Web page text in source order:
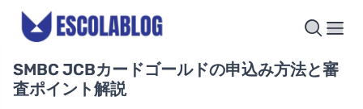
SMBC JCBカードゴールドの申込み方法と審
査ポイント解説